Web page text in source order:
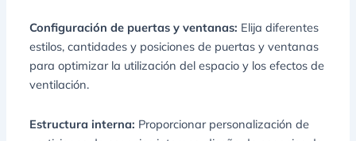
Configuración de puertas y ventanas: Elija diferentes
estilos, cantidades y posiciones de puertas y ventanas
para optimizar la utilización del espacio y los efectos de
ventilación.
Estructura interna: Proporcionar personalización de